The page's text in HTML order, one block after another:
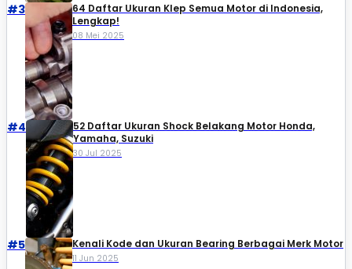
#3
64 Daftar Ukuran Klep Semua Motor di Indonesia,
Lengkap!
08 Mei 2025
#4
52 Daftar Ukuran Shock Belakang Motor Honda,
Yamaha, Suzuki​
30 Jul 2025
#5 Kenali Kode dan Ukuran Bearing Berbagai Merk Motor
11 Jun 2025